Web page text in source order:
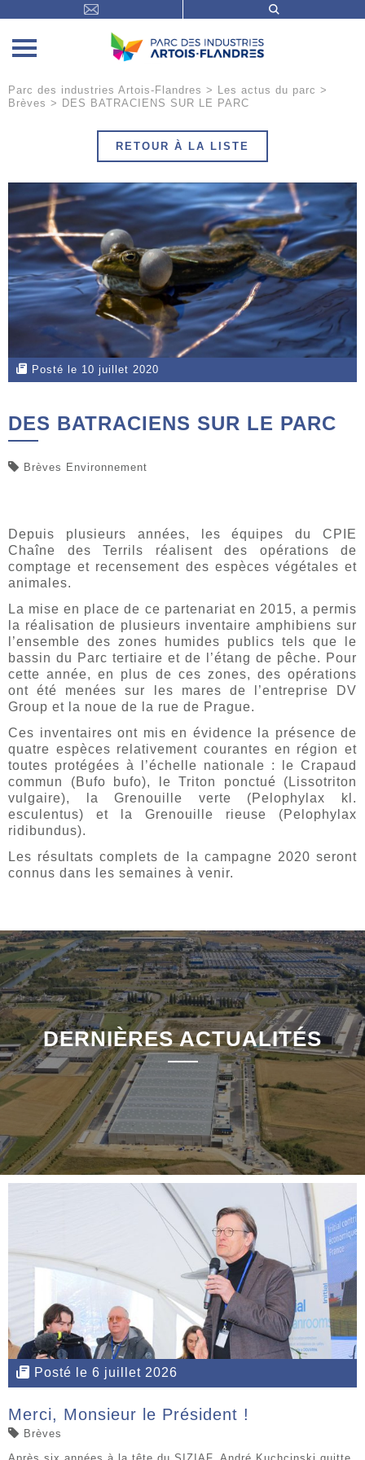
Parc des industries Artois-Flandres > Les actus du parc >
Brèves > DES BATRACIENS SUR LE PARC
RETOUR À LA LISTE
Posté le 10 juillet 2020
DES BATRACIENS SUR LE PARC
Brèves Environnement
Depuis plusieurs années, les équipes du CPIE
Chaîne des Terrils réalisent des opérations de
comptage et recensement des espèces végétales et
animales.
La mise en place de ce partenariat en 2015, a permis
la réalisation de plusieurs inventaire amphibiens sur
l’ensemble des zones humides publics tels que le
bassin du Parc tertiaire et de l’étang de pêche. Pour
cette année, en plus de ces zones, des opérations
ont été menées sur les mares de l’entreprise DV
Group et la noue de la rue de Prague.
Ces inventaires ont mis en évidence la présence de
quatre espèces relativement courantes en région et
toutes protégées à l’échelle nationale : le Crapaud
commun (Bufo bufo), le Triton ponctué (Lissotriton
vulgaire), la Grenouille verte (Pelophylax kl.
esculentus) et la Grenouille rieuse (Pelophylax
ridibundus).
Les résultats complets de la campagne 2020 seront
connus dans les semaines à venir.
DERNIÈRES ACTUALITÉS
Posté le 6 juillet 2026
Merci, Monsieur le Président !
Brèves